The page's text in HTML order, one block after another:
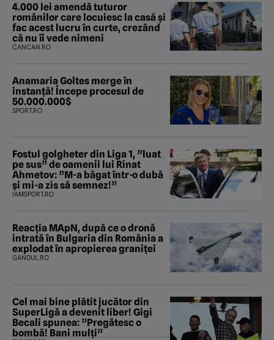
4.000 lei amendă tuturor
românilor care locuiesc la casă și
fac acest lucru în curte, crezând
că nu îi vede nimeni
CANCAN.RO
Anamaria Goltes merge în
instanță! Începe procesul de
50.000.000$
SPORT.RO
Fostul golgheter din Liga 1, ”luat
pe sus” de oamenii lui Rinat
Ahmetov: ”M-a băgat într-o dubă
și mi-a zis să semnez!”
IAMSPORT.RO
Reacția MApN, după ce o dronă
intrată în Bulgaria din România a
explodat în apropierea graniței
GANDUL.RO
Cel mai bine plătit jucător din
SuperLigă a devenit liber! Gigi
Becali spunea: ”Pregătesc o
bombă! Bani mulți”